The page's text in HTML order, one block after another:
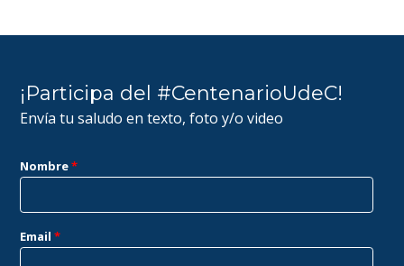
¡Participa del #CentenarioUdeC!
Envía tu saludo en texto, foto y/o video
Nombre*
Email*